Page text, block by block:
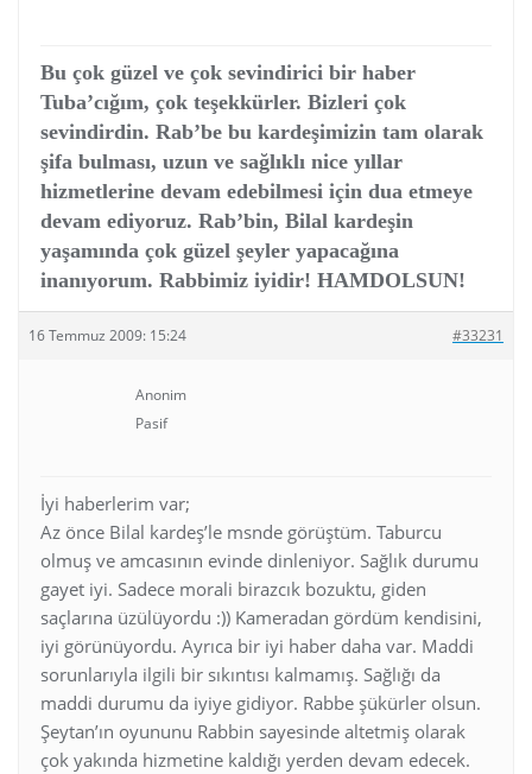
Bu çok güzel ve çok sevindirici bir haber
Tuba’cığım, çok teşekkürler. Bizleri çok
sevindirdin. Rab’be bu kardeşimizin tam olarak
şifa bulması, uzun ve sağlıklı nice yıllar
hizmetlerine devam edebilmesi için dua etmeye
devam ediyoruz. Rab’bin, Bilal kardeşin
yaşamında çok güzel şeyler yapacağına
inanıyorum. Rabbimiz iyidir! HAMDOLSUN!
16 Temmuz 2009: 15:24 #33231
Anonim
Pasif
İyi haberlerim var;
Az önce Bilal kardeş’le msnde görüştüm. Taburcu
olmuş ve amcasının evinde dinleniyor. Sağlık durumu
gayet iyi. Sadece morali birazcık bozuktu, giden
saçlarına üzülüyordu :)) Kameradan gördüm kendisini,
iyi görünüyordu. Ayrıca bir iyi haber daha var. Maddi
sorunlarıyla ilgili bir sıkıntısı kalmamış. Sağlığı da
maddi durumu da iyiye gidiyor. Rabbe şükürler olsun.
Şeytan’ın oyununu Rabbin sayesinde altetmiş olarak
çok yakında hizmetine kaldığı yerden devam edecek.